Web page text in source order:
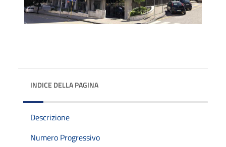
INDICE DELLA PAGINA
Descrizione
Numero Progressivo